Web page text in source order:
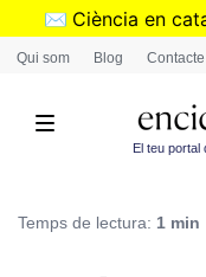
✉️ Ciència en
➜
Qui som Blog Contacte
El teu portal
Temps de lectura: 1 min